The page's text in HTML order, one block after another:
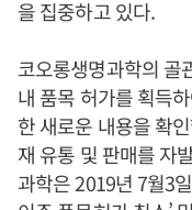
을 집중하고 있다.
코오롱생명과학의 골
내 품목 허가를 획득
한 새로운 내용을 확
재 유통 및 판매를 자
과학은 2019년 7월3